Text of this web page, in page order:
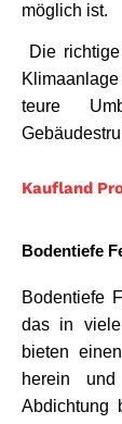
möglich ist.
teure
Kaufland
Bodentiefe
Bodentiefe
das in
bieten
herein
Abdichtung